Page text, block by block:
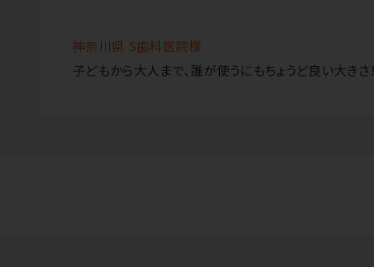
神奈川県 S歯科医院様
子どもから大人まで、誰が使うにもちょうど良い大きさ！